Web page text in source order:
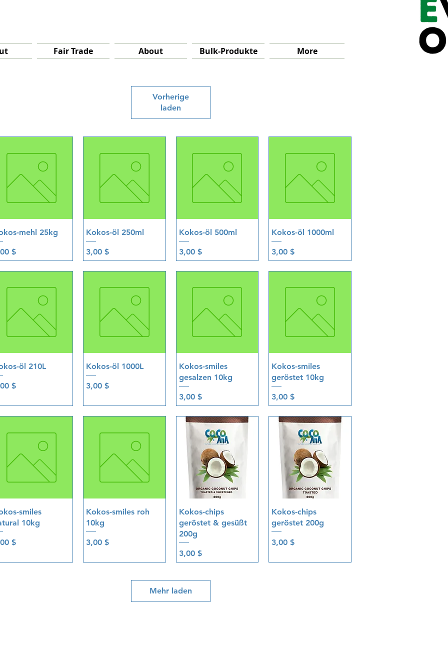
Fair Trade About Bulk-Produkte More
Vorherige
laden
Schnellansicht
mehl 25kg
$
Schnellansicht
Kokos-öl 250ml
Preis
3,00 $
Schnellansicht
Kokos-öl 500ml
Preis
3,00 $
Schnellansicht
Kokos-öl 1000ml
Preis
3,00 $
Schnellansicht
öl 210L
$
Schnellansicht
Kokos-öl 1000L
Preis
3,00 $
Schnellansicht
Kokos-smiles
gesalzen 10kg
Preis
3,00 $
Schnellansicht
Kokos-smiles
geröstet 10kg
Preis
3,00 $
Schnellansicht
smiles
10kg
$
Schnellansicht
Kokos-smiles roh
10kg
Preis
3,00 $
Schnellansicht
Kokos-chips
geröstet & gesüßt
200g
Preis
3,00 $
Schnellansicht
Kokos-chips
geröstet 200g
Preis
3,00 $
Mehr laden